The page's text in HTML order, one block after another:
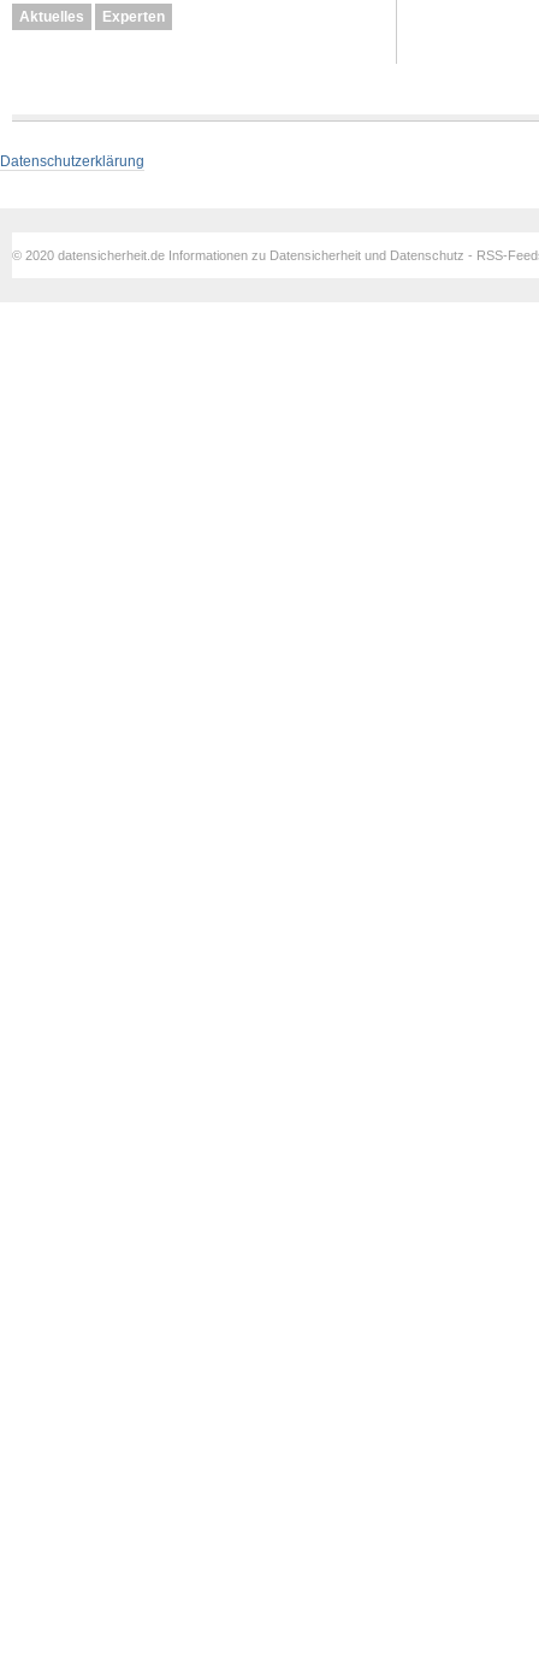
Aktuelles Experten
Datenschutzerklärung
© 2020 datensicherheit.de Informationen zu Datensicherheit und Datenschutz - RSS-